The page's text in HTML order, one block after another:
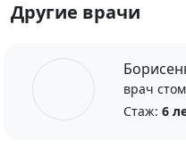
Другие врачи
врач
Стаж: 6